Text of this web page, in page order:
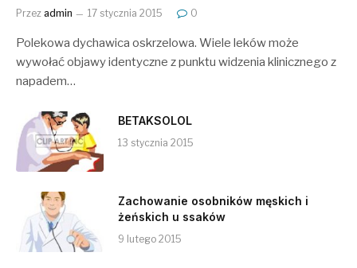
Przez admin 17 stycznia 2015 0
Polekowa dychawica oskrzelowa. Wiele leków może
wywołać objawy identyczne z punktu widzenia klinicznego z
napadem…
BETAKSOLOL
13 stycznia 2015
Zachowanie osobników męskich i
żeńskich u ssaków
9 lutego 2015